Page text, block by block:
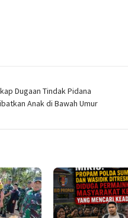
Dugaan Tindak Pidana
Anak di Bawah Umur